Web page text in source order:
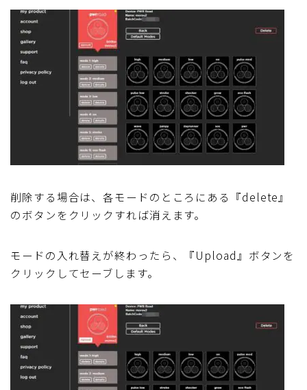
削除する場合は、各モードのところにある『delete』
のボタンをクリックすれば消えます。
モードの入れ替えが終わったら、『Upload』ボタンを
クリックしてセーブします。